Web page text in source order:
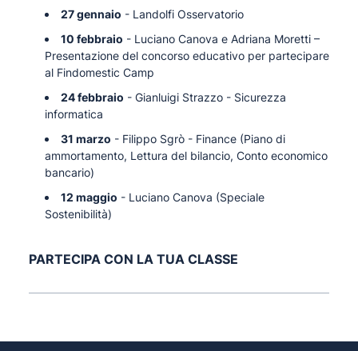
27 gennaio - Landolfi Osservatorio
10 febbraio - Luciano Canova e Adriana Moretti –
Presentazione del concorso educativo per partecipare
al Findomestic Camp
24 febbraio - Gianluigi Strazzo - Sicurezza
informatica
31 marzo - Filippo Sgrò - Finance (Piano di
ammortamento, Lettura del bilancio, Conto economico
bancario)
12 maggio - Luciano Canova (Speciale
Sostenibilità)
PARTECIPA CON LA TUA CLASSE